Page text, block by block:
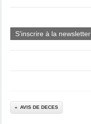
S'inscrire à la newsletter
AVIS DE DECES